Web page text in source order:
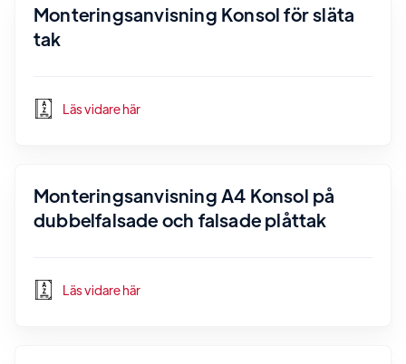
Monteringsanvisning Konsol för släta
tak
Läs vidare här
Monteringsanvisning A4 Konsol på
dubbelfalsade och falsade plåttak
Läs vidare här